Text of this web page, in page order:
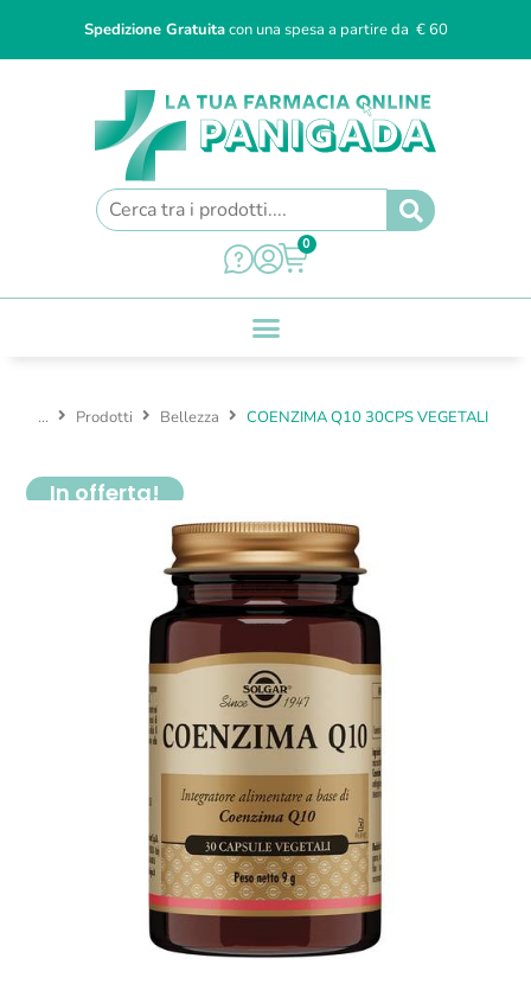
Spedizione Gratuitacon una spesa a partire da € 60
0
... Prodotti Bellezza COENZIMA Q10 30CPS VEGETALI
In offerta!